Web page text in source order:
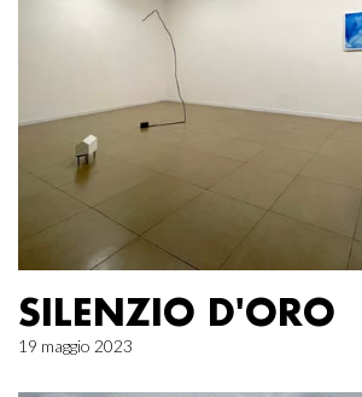
SILENZIO D'ORO
19 maggio 2023